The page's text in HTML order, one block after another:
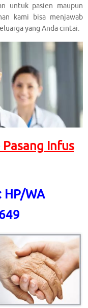
untuk pasien maupun
kami bisa menjawab
yang Anda cintai.
Infus
HP/WA